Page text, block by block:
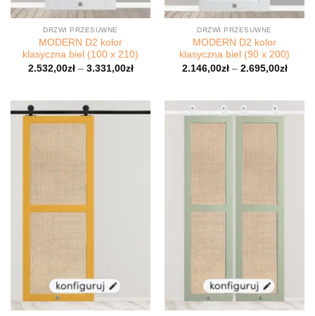
DRZWI PRZESUWNE
MODERN D2 kolor
klasyczna biel (100 x 210)
2.532,00zł– 3.331,00zł
DRZWI PRZESUWNE
MODERN D2 kolor
klasyczna biel (90 x 200)
2.146,00zł– 2.695,00zł